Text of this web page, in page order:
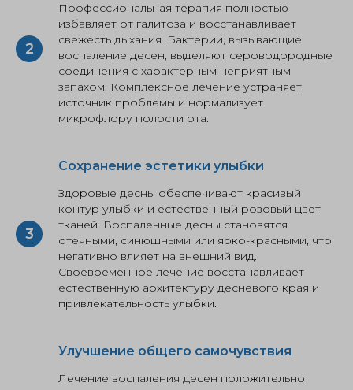
Профессиональная терапия полностью
избавляет от галитоза и восстанавливает
свежесть дыхания. Бактерии, вызывающие
воспаление десен, выделяют сероводородные
соединения с характерным неприятным
запахом. Комплексное лечение устраняет
источник проблемы и нормализует
микрофлору полости рта.
Сохранение эстетики улыбки
Здоровые десны обеспечивают красивый
контур улыбки и естественный розовый цвет
тканей. Воспаленные десны становятся
отечными, синюшными или ярко-красными, что
негативно влияет на внешний вид.
Своевременное лечение восстанавливает
естественную архитектуру десневого края и
привлекательность улыбки.
Улучшение общего самочувствия
Лечение воспаления десен положительно